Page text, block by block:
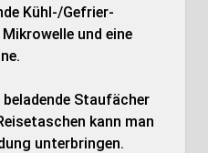
Kühl-/Gefrier-
und eine
Staufächer
kann man
unterbringen.